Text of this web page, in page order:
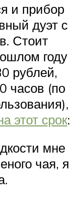
и прибор
дуэт с
Стоит
году
рублей,
часов (по
этот срок:
мне
чая, я